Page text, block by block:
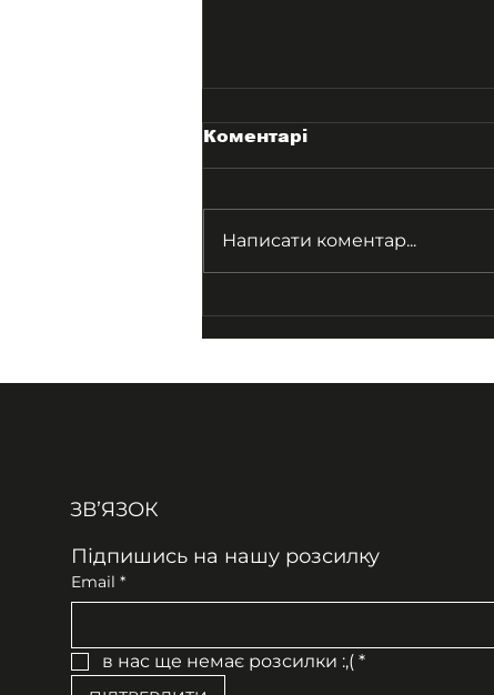
Коментарі
Написати коментар...
ЗВʼЯЗОК
Підпишись на нашу розсилку
Email *
в нас ще немає розсилки :,( *